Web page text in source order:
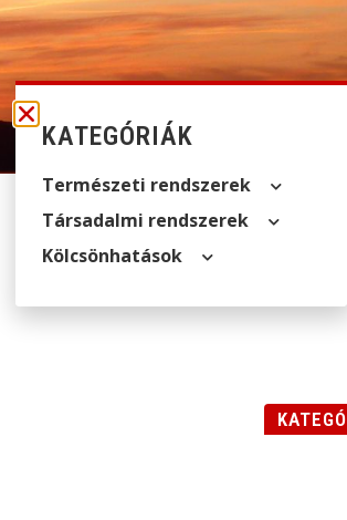
KATEGÓRIÁK
Természeti rendszerek
Társadalmi rendszerek
Kölcsön­hatások